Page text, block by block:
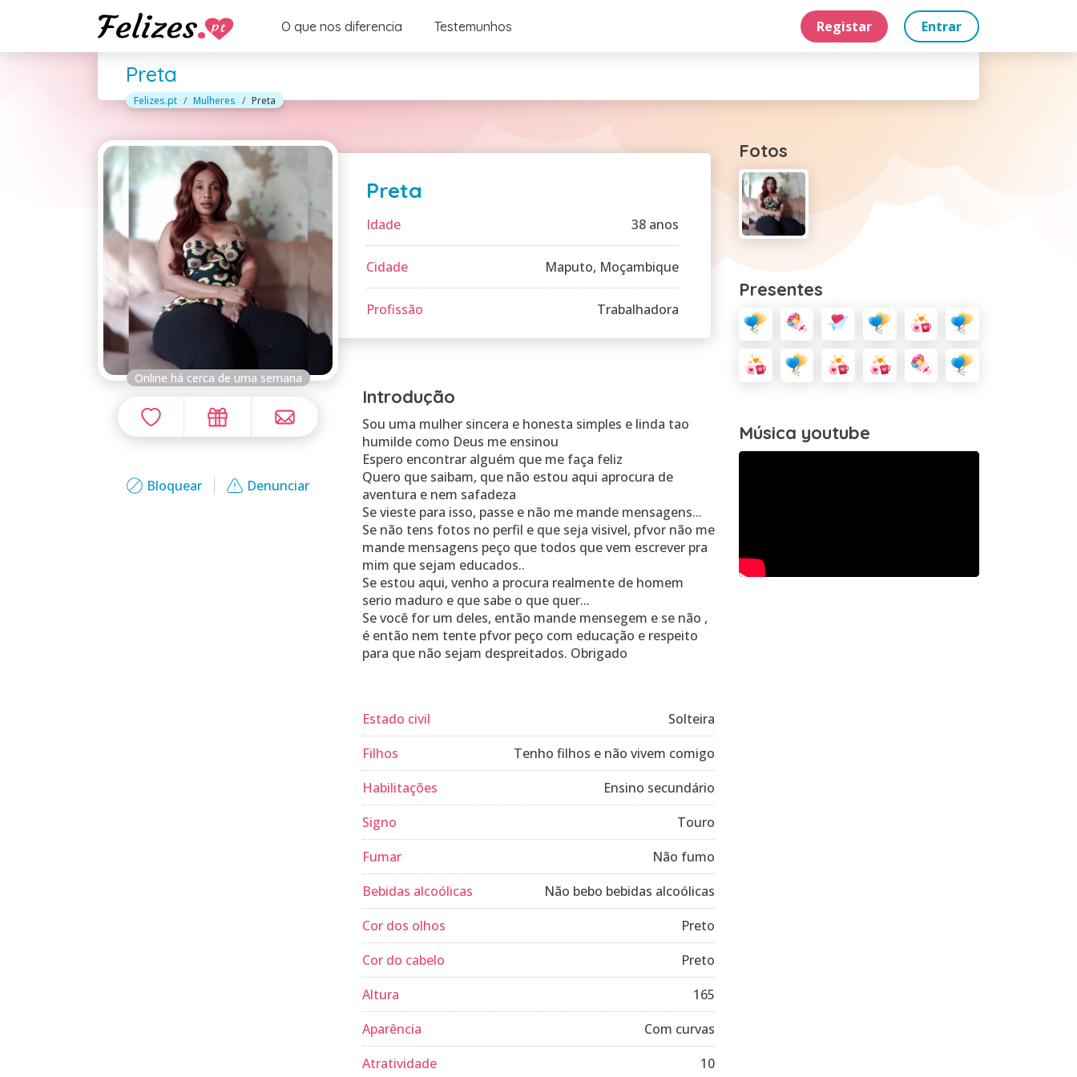
O que nos diferencia Testemunhos Registar Entrar
Preta
Felizes.pt Mulheres Preta
Online há cerca de uma semana
Bloquear Denunciar
Preta
Idade 38 anos
Cidade Maputo, Moçambique
Profissão Trabalhadora
Introdução
Sou uma mulher sincera e honesta simples e linda tao
humilde como Deus me ensinou
Espero encontrar alguém que me faça feliz
Quero que saibam, que não estou aqui aprocura de
aventura e nem safadeza
Se vieste para isso, passe e não me mande mensagens...
Se não tens fotos no perfil e que seja visivel, pfvor não me
mande mensagens peço que todos que vem escrever pra
mim que sejam educados..
Se estou aqui, venho a procura realmente de homem
serio maduro e que sabe o que quer...
Se você for um deles, então mande mensegem e se não ,
é então nem tente pfvor peço com educação e respeito
para que não sejam despreitados. Obrigado
Estado civil
Solteira
Filhos
Tenho filhos e não vivem comigo
Habilitações
Ensino secundário
Signo
Touro
Fumar
Não fumo
Bebidas alcoólicas
Não bebo bebidas alcoólicas
Cor dos olhos
Preto
Cor do cabelo
Preto
Altura
165
Aparência
Com curvas
Atratividade
10
Fotos
Presentes
Música youtube